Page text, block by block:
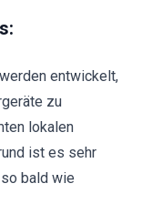
entwickelt,
zu
lokalen
ist es sehr
bald wie